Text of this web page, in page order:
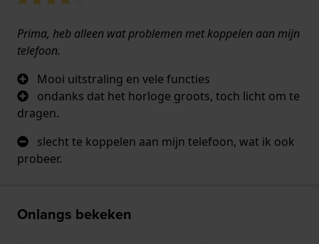
Prima, heb alleen wat problemen met koppelen aan mijn
telefoon.
Mooi uitstraling en vele functies
ondanks dat het horloge groots, toch licht om te
dragen.
slecht te koppelen aan mijn telefoon, wat ik ook
probeer.
Onlangs bekeken